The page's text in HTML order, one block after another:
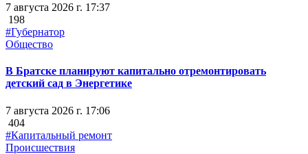
7 августа 2026 г. 17:37
198
#Губернатор
Общество
В Братске планируют капитально отремонтировать
детский сад в Энергетике
7 августа 2026 г. 17:06
404
#Капитальный ремонт
Происшествия